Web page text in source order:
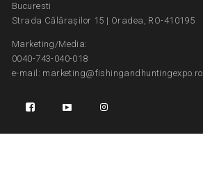
Bucuresti
Strada Călărașilor 15 | Oradea, RO-410195
Marketing/Media:
0040-743-040-018
e-mail: marketing@fishingandhuntingexpo.ro